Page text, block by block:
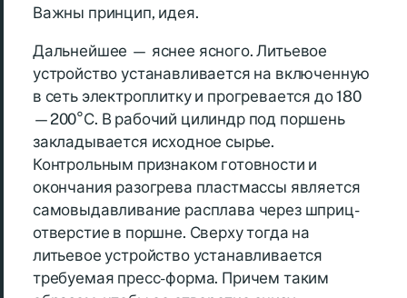
Важны принцип, идея.
Дальнейшее — яснее ясного. Литьевое
устройство устанавливается на включенную
в сеть электроплитку и прогревается до 180
—200°С. В рабочий цилиндр под поршень
закладывается исходное сырье.
Контрольным признаком готовности и
окончания разогрева пластмассы является
самовыдавливание расплава через шприц-
отверстие в поршне. Сверху тогда на
литьевое устройство устанавливается
требуемая пресс-форма. Причем таким